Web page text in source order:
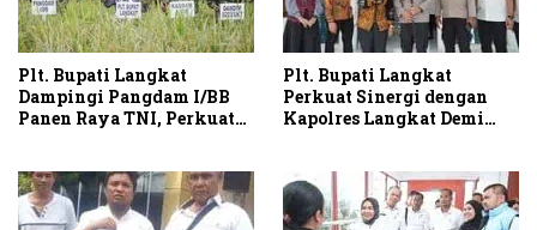
Plt. Bupati Langkat
Dampingi Pangdam I/BB
Panen Raya TNI, Perkuat
Plt. Bupati Langkat
Perkuat Sinergi dengan
Kapolres Langkat Demi